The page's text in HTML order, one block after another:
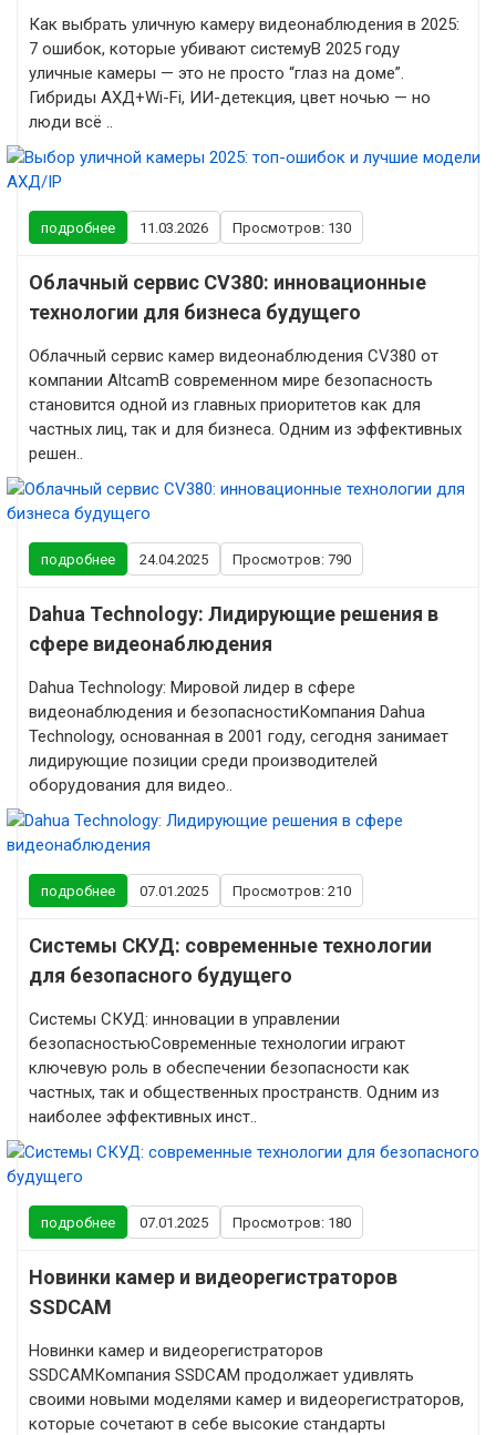
Как выбрать уличную камеру видеонаблюдения в 2025:
7 ошибок, которые убивают системуВ 2025 году
уличные камеры — это не просто “глаз на доме”.
Гибриды АХД+Wi-Fi, ИИ-детекция, цвет ночью — но
люди всё ..
подробнее 11.03.2026 Просмотров: 130
Облачный сервис CV380: инновационные
технологии для бизнеса будущего
Облачный сервис камер видеонаблюдения CV380 от
компании AltcamВ современном мире безопасность
становится одной из главных приоритетов как для
частных лиц, так и для бизнеса. Одним из эффективных
решен..
подробнее 24.04.2025 Просмотров: 790
Dahua Technology: Лидирующие решения в
сфере видеонаблюдения
Dahua Technology: Мировой лидер в сфере
видеонаблюдения и безопасностиКомпания Dahua
Technology, основанная в 2001 году, сегодня занимает
лидирующие позиции среди производителей
оборудования для видео..
подробнее 07.01.2025 Просмотров: 210
Системы СКУД: современные технологии
для безопасного будущего
Системы СКУД: инновации в управлении
безопасностьюСовременные технологии играют
ключевую роль в обеспечении безопасности как
частных, так и общественных пространств. Одним из
наиболее эффективных инст..
подробнее 07.01.2025 Просмотров: 180
Новинки камер и видеорегистраторов
SSDCAM
Новинки камер и видеорегистраторов
SSDCAMКомпания SSDCAM продолжает удивлять
своими новыми моделями камер и видеорегистраторов,
которые сочетают в себе высокие стандарты